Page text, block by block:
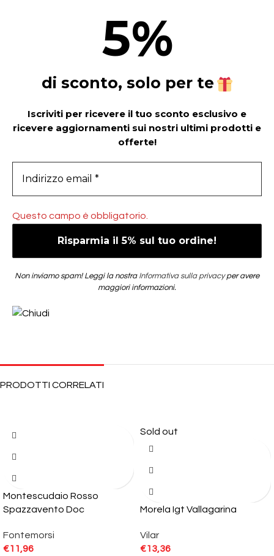
5%
di sconto, solo per te
Iscriviti per ricevere il tuo sconto esclusivo e
ricevere aggiornamenti sui nostri ultimi prodotti e
offerte!
Questo campo è obbligatorio.
Non inviamo spam! Leggi la nostra Informativa sulla privacyper avere
maggiori informazioni.
PRODOTTI CORRELATI
Montescudaio Rosso
Spazzavento Doc
Fontemorsi
€11,96
Sold out
Morela Igt Vallagarina
Vilar
€13,36